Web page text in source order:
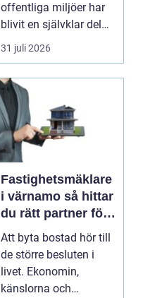
offentliga miljöer har
blivit en självklar del
av en modern
fastighet...
31 juli 2026
Fastighetsmäklare
i värnamo så hittar
du rätt partner för
din bostadsaffär
Att byta bostad hör till
de större besluten i
livet. Ekonomin,
känslorna och